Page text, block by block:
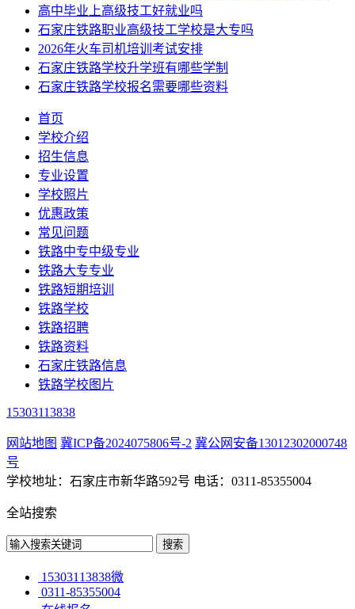
高中毕业上高级技工好就业吗
石家庄铁路职业高级技工学校是大专吗
2026年火车司机培训考试安排
石家庄铁路学校升学班有哪些学制
石家庄铁路学校报名需要哪些资料
首页
学校介绍
招生信息
专业设置
学校照片
优惠政策
常见问题
铁路中专中级专业
铁路大专专业
铁路短期培训
铁路学校
铁路招聘
铁路资料
石家庄铁路信息
铁路学校图片
15303113838
网站地图 冀ICP备2024075806号-2 冀公网安备13012302000748
号
学校地址：石家庄市新华路592号 电话：0311-85355004
全站搜索
15303113838微
0311-85355004